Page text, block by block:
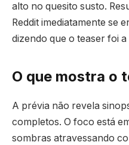
alto no quesito susto.
Reddit imediatamente se
dizendo que o teaser foi
O que mostra o
A prévia não revela
completos. O foco está
sombras atravessando